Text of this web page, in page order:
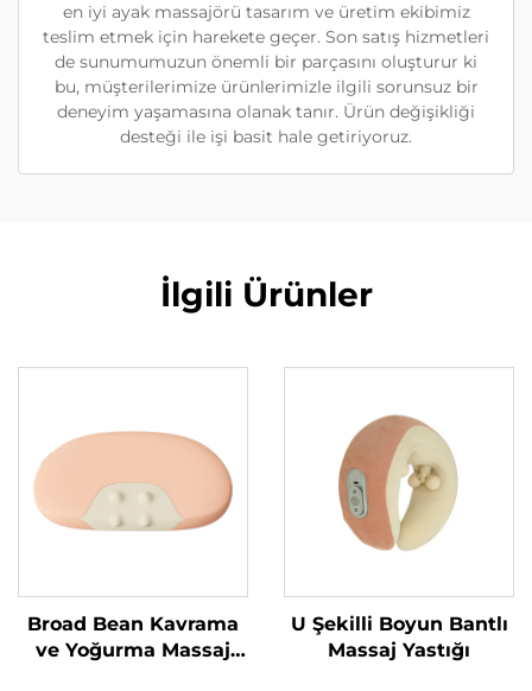
en iyi ayak massajörü tasarım ve üretim ekibimiz
teslim etmek için harekete geçer. Son satış hizmetleri
de sunumumuzun önemli bir parçasını oluşturur ki
bu, müşterilerimize ürünlerimizle ilgili sorunsuz bir
deneyim yaşamasına olanak tanır. Ürün değişikliği
desteği ile işi basit hale getiriyoruz.
İlgili Ürünler
Broad Bean Kavrama
ve Yoğurma Massaj
U Şekilli Boyun Bantlı
Massaj Yastığı